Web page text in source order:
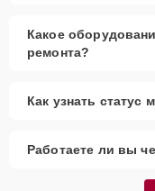
Какое
ремонта?
Как узнать статус
Работаете ли вы